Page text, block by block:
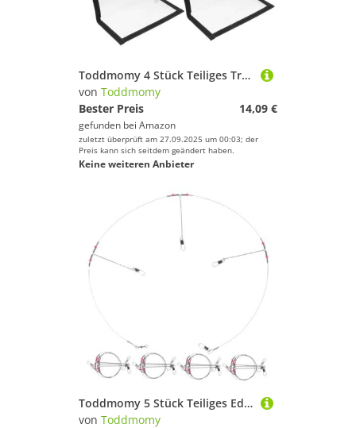
Toddmomy 4 Stück Teiliges Transparentes PVC Köderschutzset für Angelhaken Praktischer Köderhalter für Outdoor angelzubehör Leichte Köderabdeckung zum Schutz und Aufbewahrung von
von Toddmomy
Bester Preis
14,09 €
gefunden bei Amazon
zuletzt überprüft am 27.09.2025 um 00:03; der
Preis kann sich seitdem geändert haben.
Keine weiteren Anbieter
Toddmomy 5 Stück Teiliges Edelstahl Angelsystem Vorfächer mit Wirbeln und Schnappverschlüssen Rostfrei Vielseitig Einsetzbar für Brandungs und Meeresangeln Stabiles Stahlvorfach für
von Toddmomy